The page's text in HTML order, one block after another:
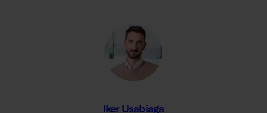
Iker Usabiaga